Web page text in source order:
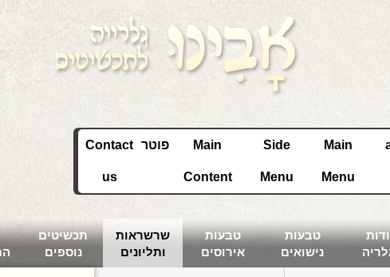
טבעות
נישואים
טבעות
אירוסים
שרשראות
ותליונים
תכשיטים
נוספים
Main
Menu
Side
Menu
Main
Content
פוטר Contact
us